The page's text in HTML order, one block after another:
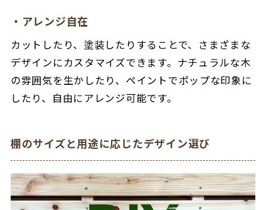
・アレンジ自在
カットしたり、塗装したりすることで、さまざまな
デザインにカスタマイズできます。ナチュラルな木
の雰囲気を生かしたり、ペイントでポップな印象に
したり、自由にアレンジ可能です。
棚のサイズと用途に応じたデザイン選び